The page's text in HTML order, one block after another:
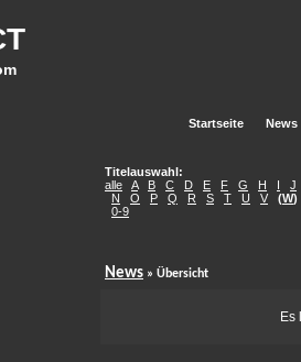
Startseite News
Titelauswahl:
alle
A B C D E F G H I
J
N
O P Q R S T U V (W)
0-9
News » Übersicht
Es